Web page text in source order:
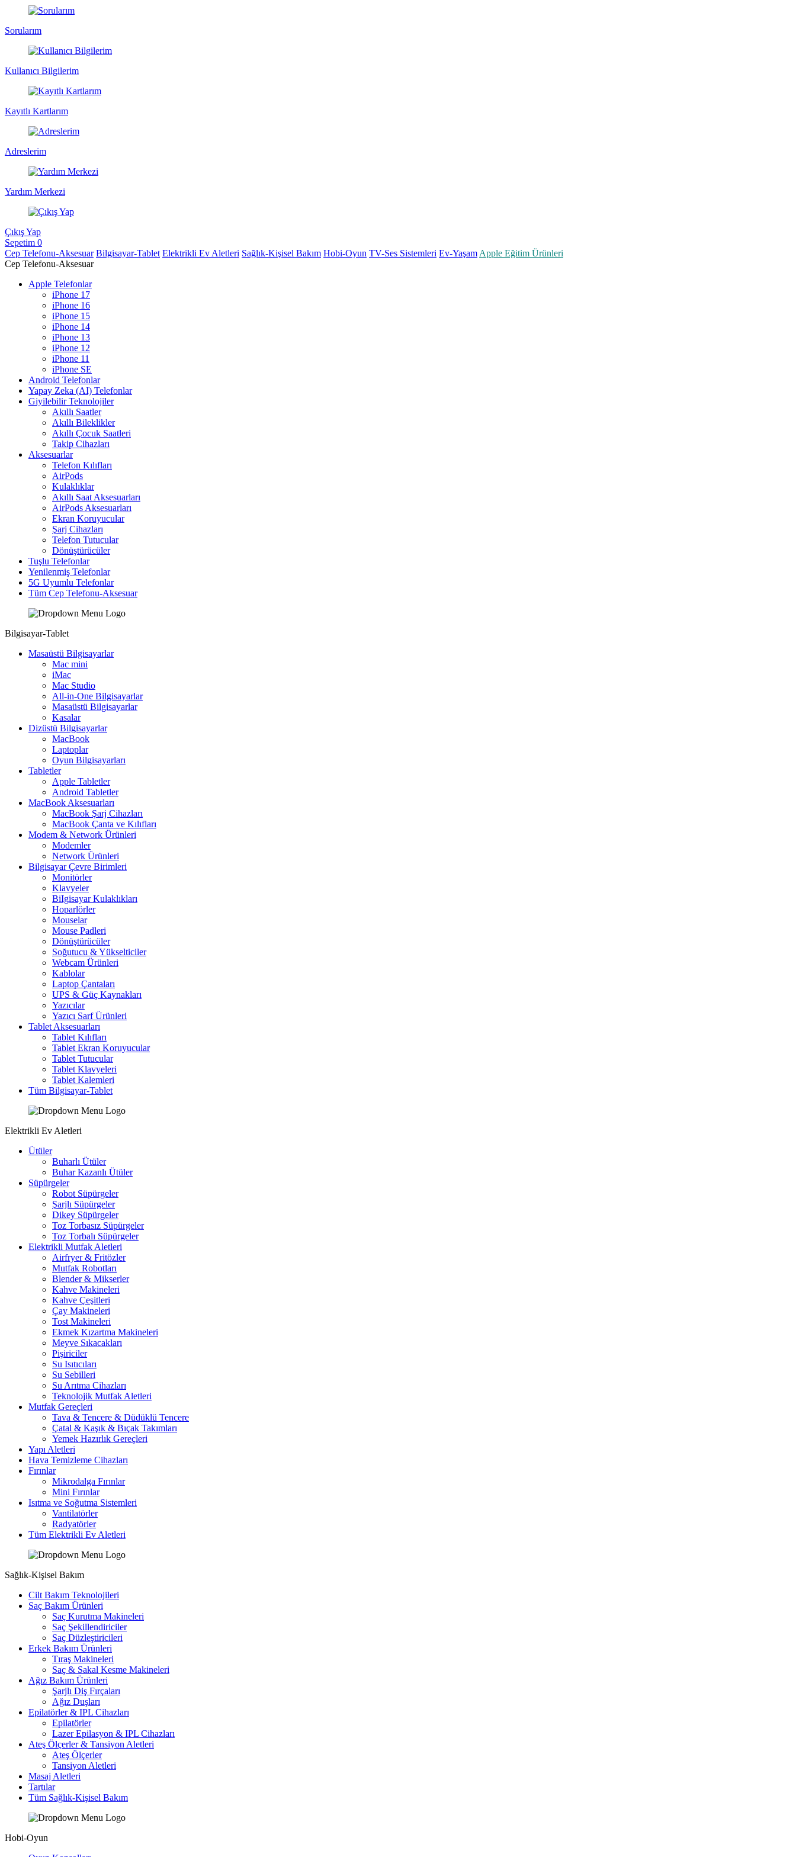
Sorularım
Kullanıcı Bilgilerim
Kayıtlı Kartlarım
Adreslerim
Yardım Merkezi
Çıkış Yap
Sepetim 0
Cep Telefonu-Aksesuar Bilgisayar-Tablet Elektrikli Ev Aletleri Sağlık-Kişisel Bakım Hobi-Oyun TV-Ses Sistemleri Ev-Yaşam Apple Eğitim Ürünleri
Cep Telefonu-Aksesuar
Apple Telefonlar
iPhone 17
iPhone 16
iPhone 15
iPhone 14
iPhone 13
iPhone 12
iPhone 11
iPhone SE
Android Telefonlar
Yapay Zeka (AI) Telefonlar
Giyilebilir Teknolojiler
Akıllı Saatler
Akıllı Bileklikler
Akıllı Çocuk Saatleri
Takip Cihazları
Aksesuarlar
Telefon Kılıfları
AirPods
Kulaklıklar
Akıllı Saat Aksesuarları
AirPods Aksesuarları
Ekran Koruyucular
Şarj Cihazları
Telefon Tutucular
Dönüştürücüler
Tuşlu Telefonlar
Yenilenmiş Telefonlar
5G Uyumlu Telefonlar
Tüm Cep Telefonu-Aksesuar
Bilgisayar-Tablet
Masaüstü Bilgisayarlar
Mac mini
iMac
Mac Studio
All-in-One Bilgisayarlar
Masaüstü Bilgisayarlar
Kasalar
Dizüstü Bilgisayarlar
MacBook
Laptoplar
Oyun Bilgisayarları
Tabletler
Apple Tabletler
Android Tabletler
MacBook Aksesuarları
MacBook Şarj Cihazları
MacBook Çanta ve Kılıfları
Modem & Network Ürünleri
Modemler
Network Ürünleri
Bilgisayar Çevre Birimleri
Monitörler
Klavyeler
BiIgisayar Kulaklıkları
Hoparlörler
Mouselar
Mouse Padleri
Dönüştürücüler
Soğutucu & Yükselticiler
Webcam Ürünleri
Kablolar
Laptop Çantaları
UPS & Güç Kaynakları
Yazıcılar
Yazıcı Sarf Ürünleri
Tablet Aksesuarları
Tablet Kılıfları
Tablet Ekran Koruyucular
Tablet Tutucular
Tablet Klavyeleri
Tablet Kalemleri
Tüm Bilgisayar-Tablet
Elektrikli Ev Aletleri
Ütüler
Buharlı Ütüler
Buhar Kazanlı Ütüler
Süpürgeler
Robot Süpürgeler
Şarjlı Süpürgeler
Dikey Süpürgeler
Toz Torbasız Süpürgeler
Toz Torbalı Süpürgeler
Elektrikli Mutfak Aletleri
Airfryer & Fritözler
Mutfak Robotları
Blender & Mikserler
Kahve Makineleri
Kahve Çeşitleri
Çay Makineleri
Tost Makineleri
Ekmek Kızartma Makineleri
Meyve Sıkacakları
Pişiriciler
Su Isıtıcıları
Su Sebilleri
Su Arıtma Cihazları
Teknolojik Mutfak Aletleri
Mutfak Gereçleri
Tava & Tencere & Düdüklü Tencere
Çatal & Kaşık & Bıçak Takımları
Yemek Hazırlık Gereçleri
Yapı Aletleri
Hava Temizleme Cihazları
Fırınlar
Mikrodalga Fırınlar
Mini Fırınlar
Isıtma ve Soğutma Sistemleri
Vantilatörler
Radyatörler
Tüm Elektrikli Ev Aletleri
Sağlık-Kişisel Bakım
Cilt Bakım Teknolojileri
Saç Bakım Ürünleri
Saç Kurutma Makineleri
Saç Şekillendiriciler
Saç Düzleştiricileri
Erkek Bakım Ürünleri
Tıraş Makineleri
Saç & Sakal Kesme Makineleri
Ağız Bakım Ürünleri
Şarjlı Diş Fırçaları
Ağız Duşları
Epilatörler & IPL Cihazları
Epilatörler
Lazer Epilasyon & IPL Cihazları
Ateş Ölçerler & Tansiyon Aletleri
Ateş Ölçerler
Tansiyon Aletleri
Masaj Aletleri
Tartılar
Tüm Sağlık-Kişisel Bakım
Hobi-Oyun